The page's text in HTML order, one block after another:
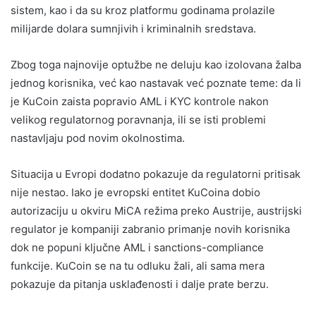
sistem, kao i da su kroz platformu godinama prolazile
milijarde dolara sumnjivih i kriminalnih sredstava.
Zbog toga najnovije optužbe ne deluju kao izolovana žalba
jednog korisnika, već kao nastavak već poznate teme: da li
je KuCoin zaista popravio AML i KYC kontrole nakon
velikog regulatornog poravnanja, ili se isti problemi
nastavljaju pod novim okolnostima.
Situacija u Evropi dodatno pokazuje da regulatorni pritisak
nije nestao. Iako je evropski entitet KuCoina dobio
autorizaciju u okviru MiCA režima preko Austrije, austrijski
regulator je kompaniji zabranio primanje novih korisnika
dok ne popuni ključne AML i sanctions-compliance
funkcije. KuCoin se na tu odluku žali, ali sama mera
pokazuje da pitanja usklađenosti i dalje prate berzu.